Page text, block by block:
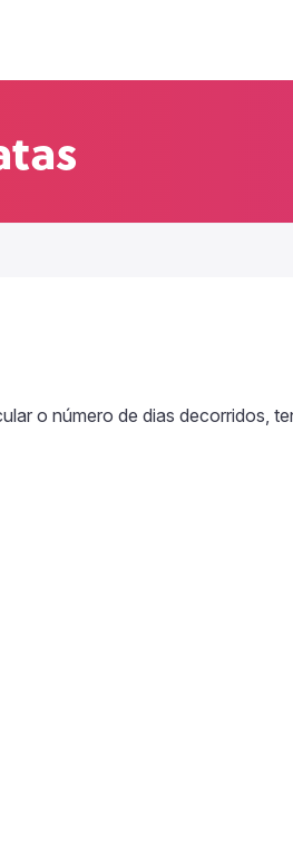
o número de dias decorridos,